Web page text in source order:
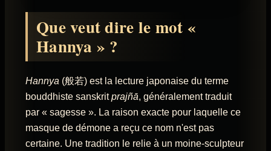
Que veut dire le mot «
Hannya » ?
Hannya (般若) est la lecture japonaise du terme
bouddhiste sanskritprajñā, généralement traduit
par « sagesse ». La raison exacte pour laquelle ce
masque de démone a reçu ce nom n'est pas
certaine. Une tradition le relie à un moine-sculpteur